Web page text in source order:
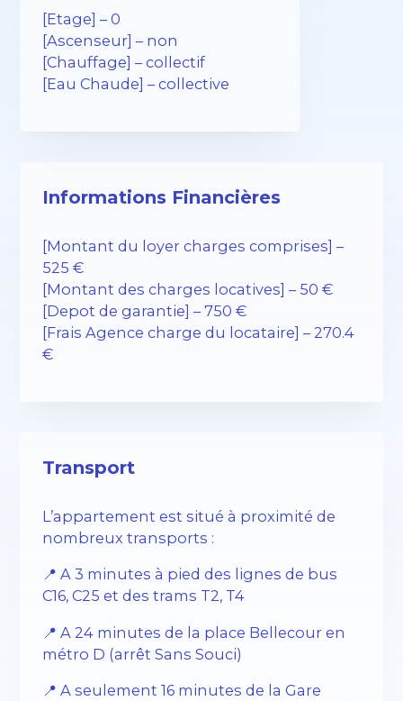
[Etage] – 0
[Ascenseur] – non
[Chauffage] – collectif
[Eau Chaude] – collective
Informations Financières
[Montant du loyer charges comprises] –
525 €
[Montant des charges locatives] – 50 €
[Depot de garantie] – 750 €
[Frais Agence charge du locataire] – 270.4
€
Transport
L’appartement est situé à proximité de
nombreux transports :
📍 A 3 minutes à pied des lignes de bus
C16, C25 et des trams T2, T4
📍 A 24 minutes de la place Bellecour en
métro D (arrêt Sans Souci)
📍 A seulement 16 minutes de la Gare